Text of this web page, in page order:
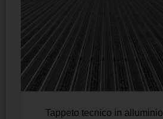
Tappeto tecnico in alluminio